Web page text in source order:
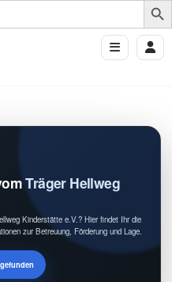
Träger Hellweg
Kinderstätte e.V.? Hier findet Ihr die
zur Betreuung, Förderung und Lage.